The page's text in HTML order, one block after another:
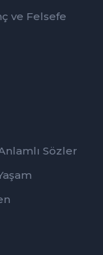
ve Felsefe
Sözler